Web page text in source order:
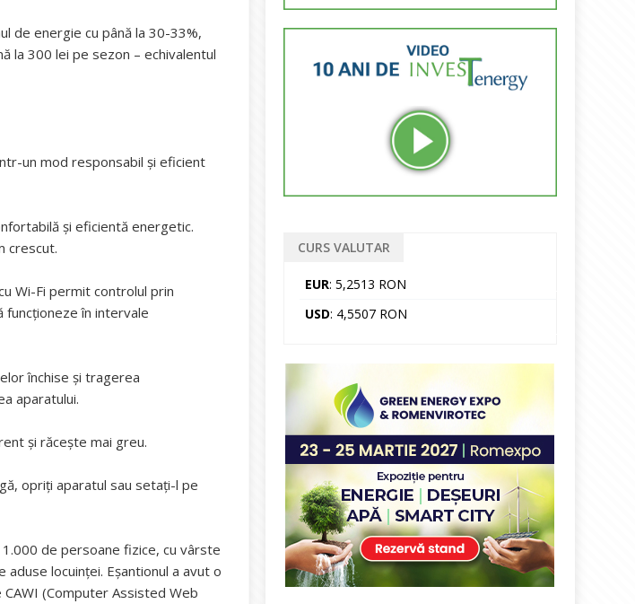
de energie cu până la 30-33%,
la 300 lei pe sezon – echivalentul
un mod responsabil și eficient
și eficientă energetic.
crescut.
Wi-Fi permit controlul prin
funcționeze în intervale
închise și tragerea
aparatului.
și răcește mai greu.
opriți aparatul sau setați-l pe
de persoane fizice, cu vârste
locuinței. Eșantionul a avut o
(Computer Assisted Web
CURS VALUTAR
EUR: 5,2513 RON
USD: 4,5507 RON